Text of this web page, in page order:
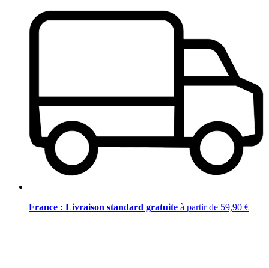
France : Livraison standard gratuite à partir de 59,90 €